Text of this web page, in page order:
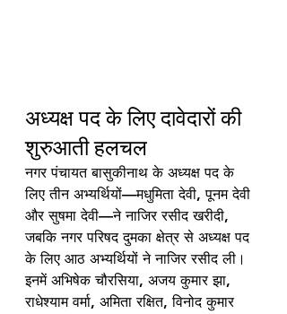
अध्यक्ष पद के लिए दावेदारों की
शुरुआती हलचल
नगर पंचायत बासुकीनाथ के अध्यक्ष पद के
लिए तीन अभ्यर्थियों—मधुमिता देवी, पूनम देवी
और सुषमा देवी—ने नाजिर रसीद खरीदी,
जबकि नगर परिषद दुमका क्षेत्र से अध्यक्ष पद
के लिए आठ अभ्यर्थियों ने नाजिर रसीद ली।
इनमें अभिषेक चौरसिया, अजय कुमार झा,
राधेश्याम वर्मा, अमिता रक्षित, विनोद कुमार